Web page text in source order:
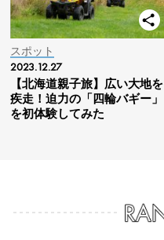
スポット
2023.12.27
【北海道親子旅】広い大地を
疾走！迫力の「四輪バギー」
を初体験してみた